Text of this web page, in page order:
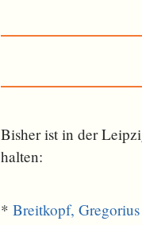
Bisher ist in der
halten:
* Breitkopf, Gregorius